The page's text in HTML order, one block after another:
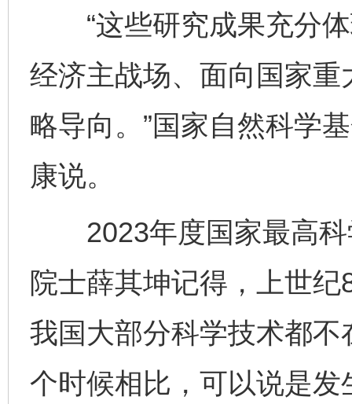
“这些研究成果充分体
经济主战场、面向国家
略导向。”国家自然科学
康说。
2023年度国家最高科
院士薛其坤记得，上世
我国大部分科学技术都不
个时候相比，可以说是发